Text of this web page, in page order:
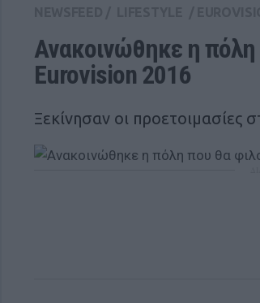
Ανακοινώθηκε η
Eurovision 2016
Ξεκίνησαν οι προετοιμασίες